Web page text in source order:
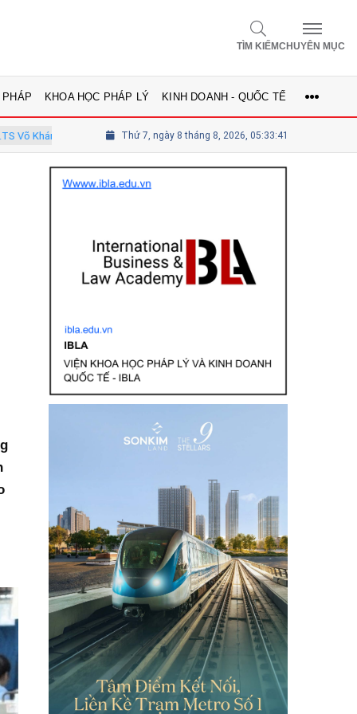
TÌM KIẾMCHUYÊN MỤC
KHOA HỌC PHÁP LÝ KINH DOANH - QUỐC TẾ
- Ủy viên Hội đồng Tổng biên tập Lê Thị Mai Phương - Ủy viên
Thứ 7, ngày 8 tháng 8, 2026, 05:33:42